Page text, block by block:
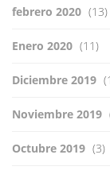
febrero 2020 (13)
Enero 2020 (11)
Diciembre 2019
Noviembre 2019
Octubre 2019 (3)